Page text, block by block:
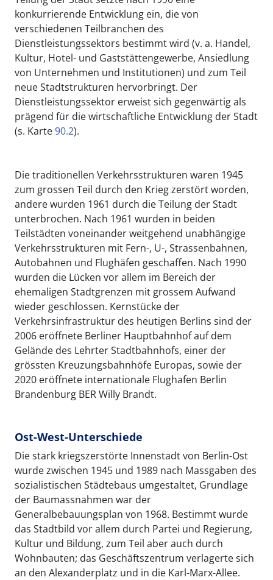
konkurrierende Entwicklung ein, die von
verschiedenen Teilbranchen des
Dienstleistungssektors bestimmt wird (v. a. Handel,
Kultur, Hotel- und Gaststättengewerbe, Ansiedlung
von Unternehmen und Institutionen) und zum Teil
neue Stadtstrukturen hervorbringt. Der
Dienstleistungssektor erweist sich gegenwärtig als
prägend für die wirtschaftliche Entwicklung der Stadt
(s. Karte90.2).
Die traditionellen Verkehrsstrukturen waren 1945
zum grossen Teil durch den Krieg zerstört worden,
andere wurden 1961 durch die Teilung der Stadt
unterbrochen. Nach 1961 wurden in beiden
Teilstädten voneinander weitgehend unabhängige
Verkehrsstrukturen mit Fern-, U-, Strassenbahnen,
Autobahnen und Flughäfen geschaffen. Nach 1990
wurden die Lücken vor allem im Bereich der
ehemaligen Stadtgrenzen mit grossem Aufwand
wieder geschlossen. Kernstücke der
Verkehrsinfrastruktur des heutigen Berlins sind der
2006 eröffnete Berliner Hauptbahnhof auf dem
Gelände des Lehrter Stadtbahnhofs, einer der
grössten Kreuzungsbahnhöfe Europas, sowie der
2020 eröffnete internationale Flughafen Berlin
Brandenburg BER Willy Brandt.
Ost-West-Unterschiede
Die stark kriegszerstörte Innenstadt von Berlin-Ost
wurde zwischen 1945 und 1989 nach Massgaben des
sozialistischen Städtebaus umgestaltet, Grundlage
der Baumassnahmen war der
Generalbebauungsplan von 1968. Bestimmt wurde
das Stadtbild vor allem durch Partei und Regierung,
Kultur und Bildung, zum Teil aber auch durch
Wohnbauten; das Geschäftszentrum verlagerte sich
an den Alexanderplatz und in die Karl-Marx-Allee.